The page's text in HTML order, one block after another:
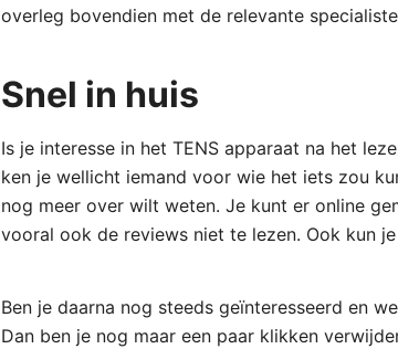
overleg bovendien met de relevante
Snel in huis
Is je interesse in het TENS apparaat na het
ken je wellicht iemand voor wie het iets zou
nog meer over wilt weten. Je kunt er online
vooral ook de reviews niet te lezen. Ook kun
Ben je daarna nog steeds geïnteresseerd en
Dan ben je nog maar een paar klikken